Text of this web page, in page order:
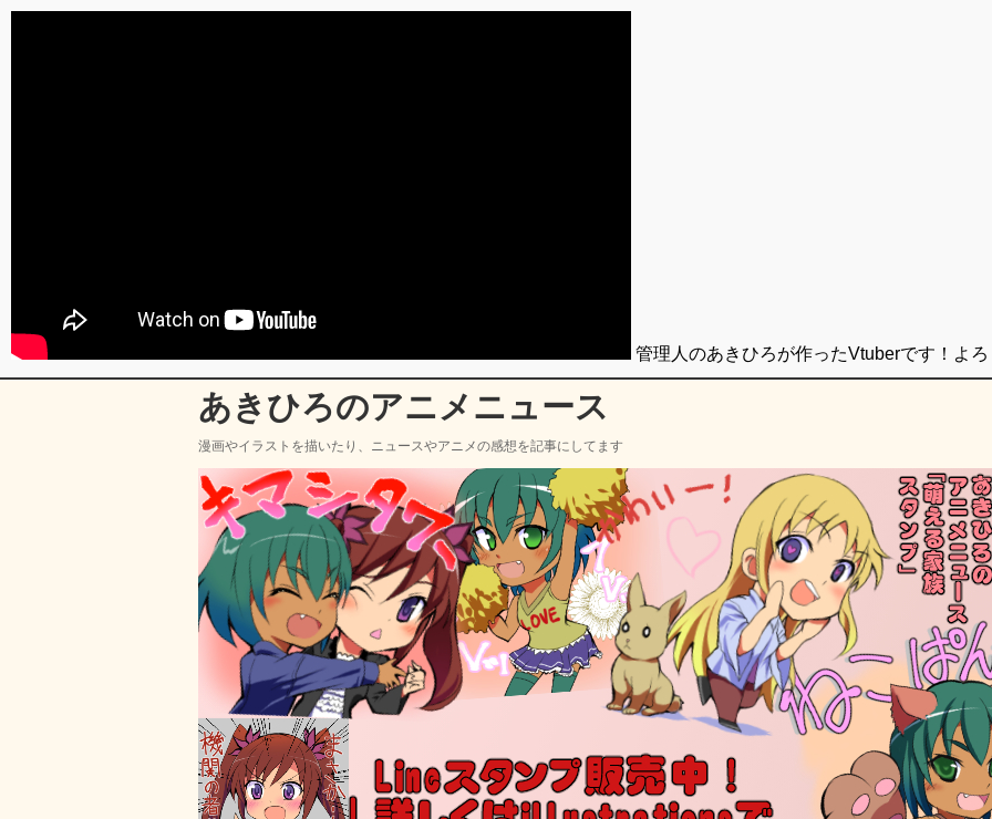
あきひろのアニメニュース
漫画やイラストを描いたり、ニュースやアニメの感想を記事にしてます
管理人のあきひろが作ったVtuberです！よ